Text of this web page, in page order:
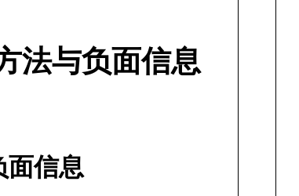
法与负面信息
信息